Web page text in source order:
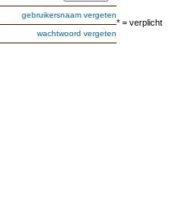
gebruikersnaam vergeten
wachtwoord vergeten
* = verplicht